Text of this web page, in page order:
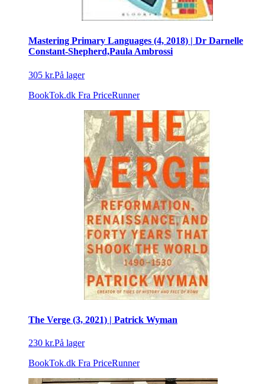
Mastering Primary Languages (4, 2018) | Dr Darnelle
Constant-Shepherd,Paula Ambrossi
305 kr.På lager
BookTok.dk Fra PriceRunner
The Verge (3, 2021) | Patrick Wyman
230 kr.På lager
BookTok.dk Fra PriceRunner